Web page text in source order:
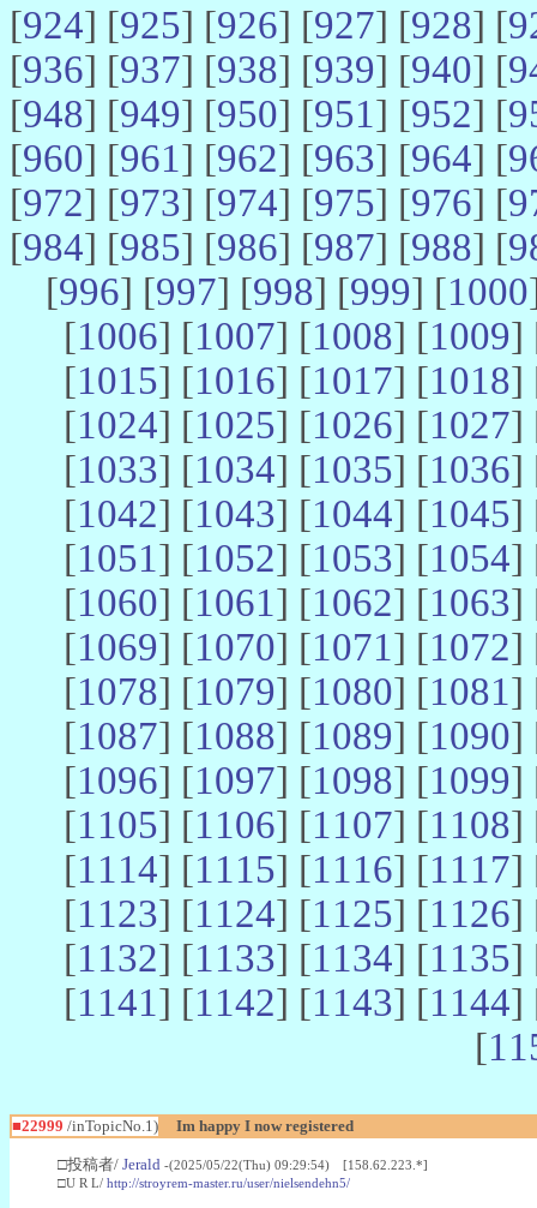
[924] [925] [926] [927] [928] [
[936] [937] [938] [939] [940] [
[948] [949] [950] [951] [952] [
[960] [961] [962] [963] [964] [
[972] [973] [974] [975] [976] [
[984] [985] [986] [987] [988] [
[996] [997] [998] [999] [1000
[1006] [1007] [1008] [1009]
[1015] [1016] [1017] [1018]
[1024] [1025] [1026] [1027]
[1033] [1034] [1035] [1036]
[1042] [1043] [1044] [1045]
[1051] [1052] [1053] [1054]
[1060] [1061] [1062] [1063]
[1069] [1070] [1071] [1072]
[1078] [1079] [1080] [1081]
[1087] [1088] [1089] [1090]
[1096] [1097] [1098] [1099]
[1105] [1106] [1107] [1108]
[1114] [1115] [1116] [1117]
[1123] [1124] [1125] [1126]
[1132] [1133] [1134] [1135]
[1141] [1142] [1143] [1144]
[
■22999 /inTopicNo.1) Im happy I now registered
□投稿者/ Jerald -(2025/05/22(Thu) 09:29:54) [158.62.223.*]
□U R L/ http://stroyrem-master.ru/user/nielsendehn5/